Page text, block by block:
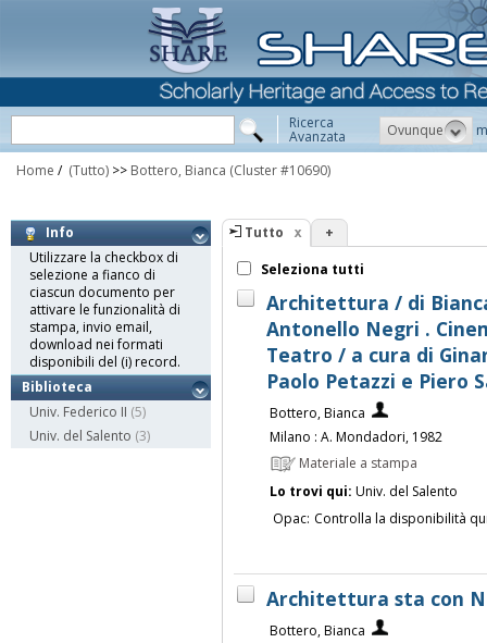
Ricerca
Avanzata Ovunque
Home / (Tutto) >> Bottero, Bianca (Cluster #10690)
Info
Utilizzare la checkbox di
selezione a fianco di
ciascun documento per
attivare le funzionalità di
stampa, invio email,
download nei formati
disponibili del (i) record.
Biblioteca
Univ. Federico II (5)
Univ. del Salento (3)
Tutto +
Seleziona tutti
Architettura / di
Antonello Negri .
Teatro / a cura di
Paolo Petazzi e Piero
Bottero, Bianca
Milano : A. Mondadori, 1982
Materiale a stampa
Lo trovi qui: Univ. del Salento
Opac: Controlla la disponibilità
Architettura sta con
Bottero, Bianca